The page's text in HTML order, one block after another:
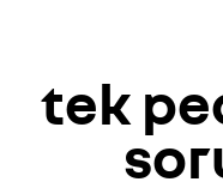
tek